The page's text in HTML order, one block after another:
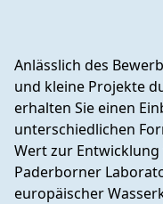
Anlässlich des
und kleine Projekte
erhalten Sie einen
unterschiedlichen
Wert zur
Paderborner
europäischer